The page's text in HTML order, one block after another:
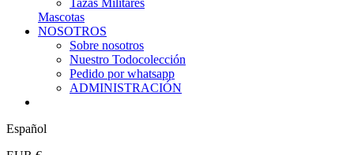
Tazas Militares
Mascotas
NOSOTROS
Sobre nosotros
Nuestro Todocolección
Pedido por whatsapp
ADMINISTRACIÓN
Español